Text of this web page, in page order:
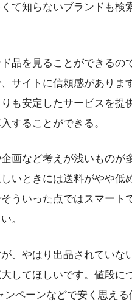
て知らないブランドも検
ド品を見ることができる
サイトに信頼感がありま
も安定したサービスを
することができる。
企画など考えが浅いもの
いときには送料がやや
ういった点ではスマート
。
が、やはり出品されてい
してほしいです。値段
ンペーンなどで安く思え